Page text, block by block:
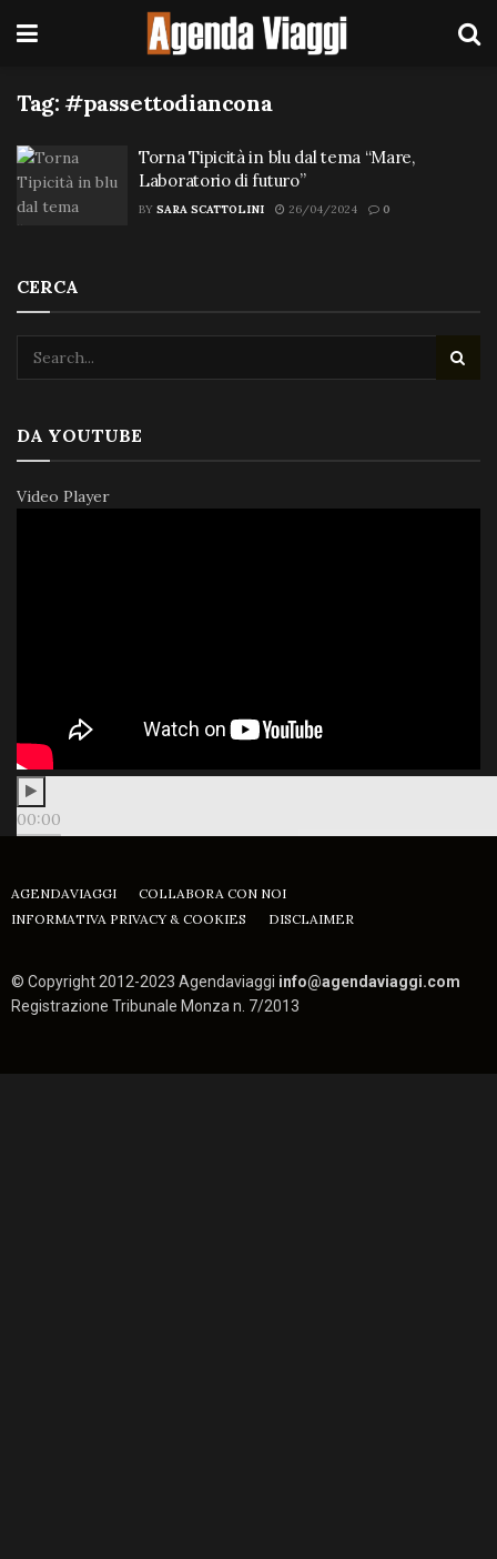
Tag: #passettodiancona
Torna Tipicità in blu dal tema “Mare,
Laboratorio di futuro”
BY SARA SCATTOLINI 26/04/2024 0
CERCA
DA YOUTUBE
Video Player
00:00
AGENDAVIAGGI
COLLABORA CON NOI
INFORMATIVA PRIVACY & COOKIES
DISCLAIMER
© Copyright 2012-2023 Agendaviaggi info@agendaviaggi.com
Registrazione Tribunale Monza n. 7/2013